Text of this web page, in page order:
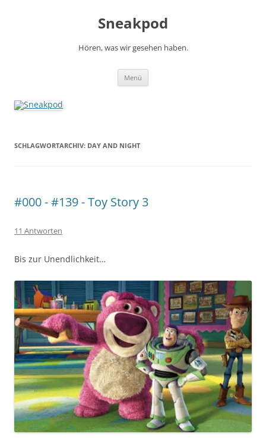
Sneakpod
Hören, was wir gesehen haben.
Menü
SCHLAGWORTARCHIV: DAY AND NIGHT
#000 - #139 - Toy Story 3
11 Antworten
Bis zur Unendlichkeit…